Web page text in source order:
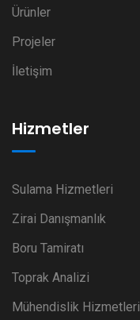
Ürünler
Projeler
İletişim
Hizmetler
Sulama Hizmetleri
Zirai Danışmanlık
Boru Tamiratı
Toprak Analizi
Mühendislik Hizmetleri